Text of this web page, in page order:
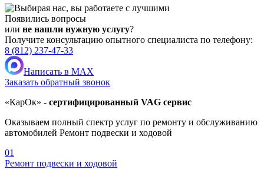
Появились вопросы
или не нашли нужную услугу?
Получите консультацию опытного специалиста по телефону:
8 (812) 237-47-33
Написать в MAX
Заказать обратный звонок
«КарОк» - сертифицированный VAG сервис
Оказываем полный спектр услуг по ремонту и обслуживанию
автомобилей Ремонт подвески и ходовой
01
Ремонт подвески и ходовой